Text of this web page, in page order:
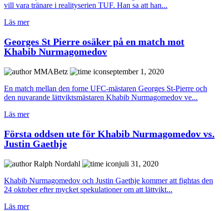
vill vara tränare i realityserien TUF. Han sa att han...
Läs mer
Georges St Pierre osäker på en match mot
Khabib Nurmagomedov
MMABetz
september 1, 2020
En match mellan den forne UFC-mästaren Georges St-Pierre och
den nuvarande lättviktsmästaren Khabib Nurmagomedov ve...
Läs mer
Första oddsen ute för Khabib Nurmagomedov vs.
Justin Gaethje
Ralph Nordahl
juli 31, 2020
Khabib Nurmagomedov och Justin Gaethje kommer att fightas den
24 oktober efter mycket spekulationer om att lättvikt...
Läs mer